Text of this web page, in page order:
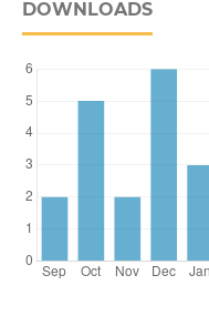
DOWNLOADS